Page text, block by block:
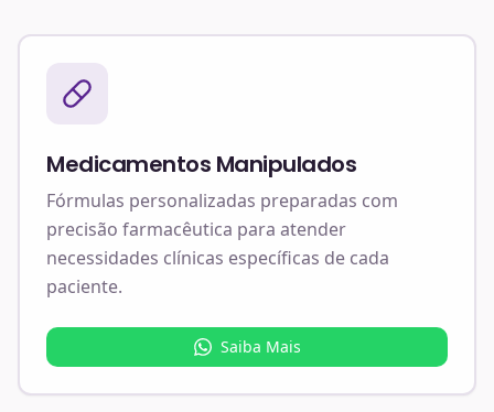
Medicamentos Manipulados
Fórmulas personalizadas preparadas com
precisão farmacêutica para atender
necessidades clínicas específicas de cada
paciente.
Saiba Mais